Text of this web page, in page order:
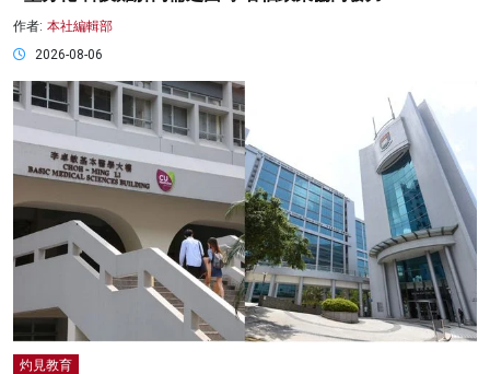
作者: 本社編輯部
2026-08-06
灼見教育